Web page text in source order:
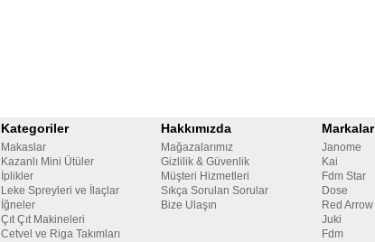
Kategoriler
Makaslar
Kazanlı Mini Ütüler
İplikler
Leke Spreyleri ve İlaçlar
İğneler
Çıt Çıt Makineleri
Cetvel ve Riga Takımları
Hakkımızda
Mağazalarımız
Gizlilik & Güvenlik
Müşteri Hizmetleri
Sıkça Sorulan Sorular
Bize Ulaşın
Markalar
Janome
Kai
Fdm Star
Dose
Red Arrow
Juki
Fdm